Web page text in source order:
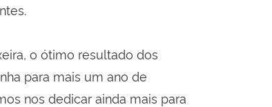
o ótimo resultado dos
para mais um ano de
nos dedicar ainda mais para